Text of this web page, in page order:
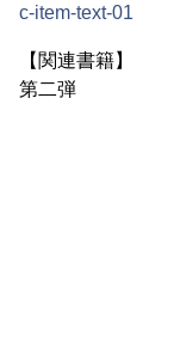
c-item-text-01
【関連書籍】
第二弾